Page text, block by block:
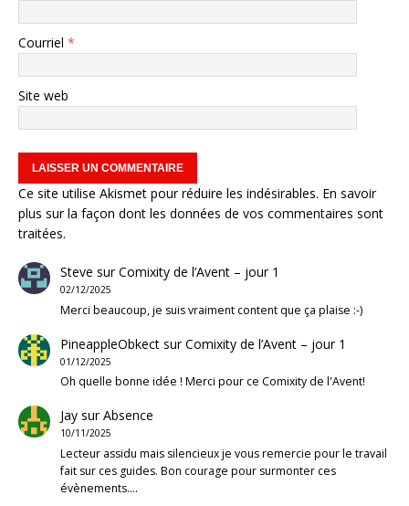
Courriel *
Site web
Ce site utilise Akismet pour réduire les indésirables. En savoir
plus sur la façon dont les données de vos commentaires sont
traitées.
Steve surComixity de l’Avent – jour 1
02/12/2025
Merci beaucoup, je suis vraiment content que ça plaise :-)
PineappleObkectsurComixity de l’Avent – jour 1
01/12/2025
Oh quelle bonne idée ! Merci pour ce Comixity de l'Avent!
JaysurAbsence
10/11/2025
Lecteur assidu mais silencieux je vous remercie pour le travail
fait sur ces guides. Bon courage pour surmonter ces
évènements.…